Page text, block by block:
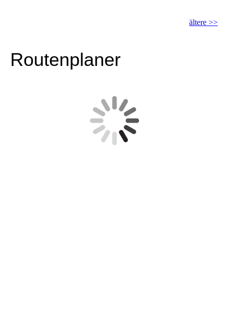
ältere >>
Routenplaner